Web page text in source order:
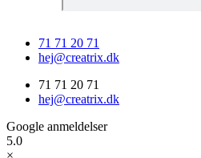
71 71 20 71
hej@creatrix.dk
71 71 20 71
hej@creatrix.dk
Google anmeldelser
5.0
×